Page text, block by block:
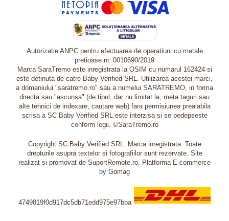
Autorizatie ANPC pentru efectuarea de operatiuni cu metale
pretioase nr. 0010690/2019
Marca SaraTremo este inregistrata la OSIM cu numarul 162424 si
este detinuta de catre Baby Verified SRL. Utilizarea acestei marci,
a domeniului "saratremo.ro" sau a numelui SARATREMO, in forma
directa sau "ascunsa" (de tipul, dar nu limitat la, meta taguri sau
alte tehnici de indexare, cautare web) fara permisiunea prealabila
scrisa a SC Baby Verified SRL este interzisa si se pedepseste
conform legii. ©SaraTremo.ro
Copyright SC Baby Verified SRL. Marca inregistrata. Toate
drepturile asupra textelor si fotografiilor sunt rezervate. Site
realizat si promovat de SuportRemote.ro. Platforma E-commerce
by Gomag
4749819f0d917dc5db71edd975e97bba